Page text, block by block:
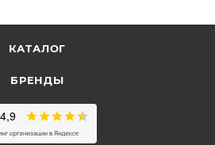
КАТАЛОГ
БРЕНДЫ